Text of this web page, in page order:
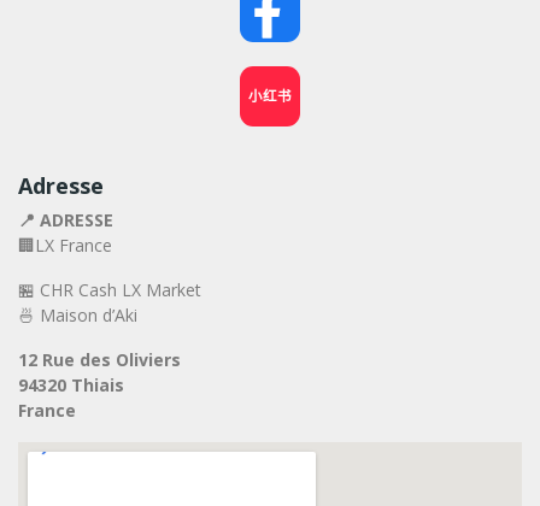
小红书
Adresse
📍 ADRESSE
🏢LX France
🏪 CHR Cash LX Market
🍜 Maison d’Aki
12 Rue des Oliviers
94320 Thiais
France